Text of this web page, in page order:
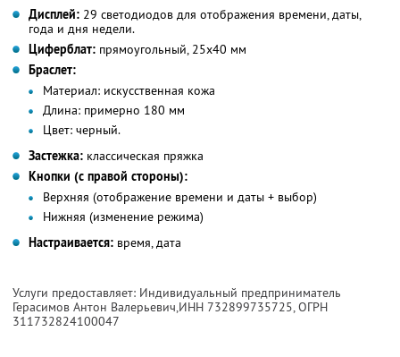
Дисплей: 29 светодиодов для отображения времени, даты,
года и дня недели.
Циферблат: прямоугольный, 25x40 мм
Браслет:
Материал: искусственная кожа
Длина: примерно 180 мм
Цвет: черный.
Застежка: классическая пряжка
Кнопки (с правой стороны):
Верхняя (отображение времени и даты + выбор)
Нижняя (изменение режима)
Настраивается: время, дата
Услуги предоставляет: Индивидуальный предприниматель
Герасимов Антон Валерьевич,ИНН 732899735725, ОГРН
311732824100047